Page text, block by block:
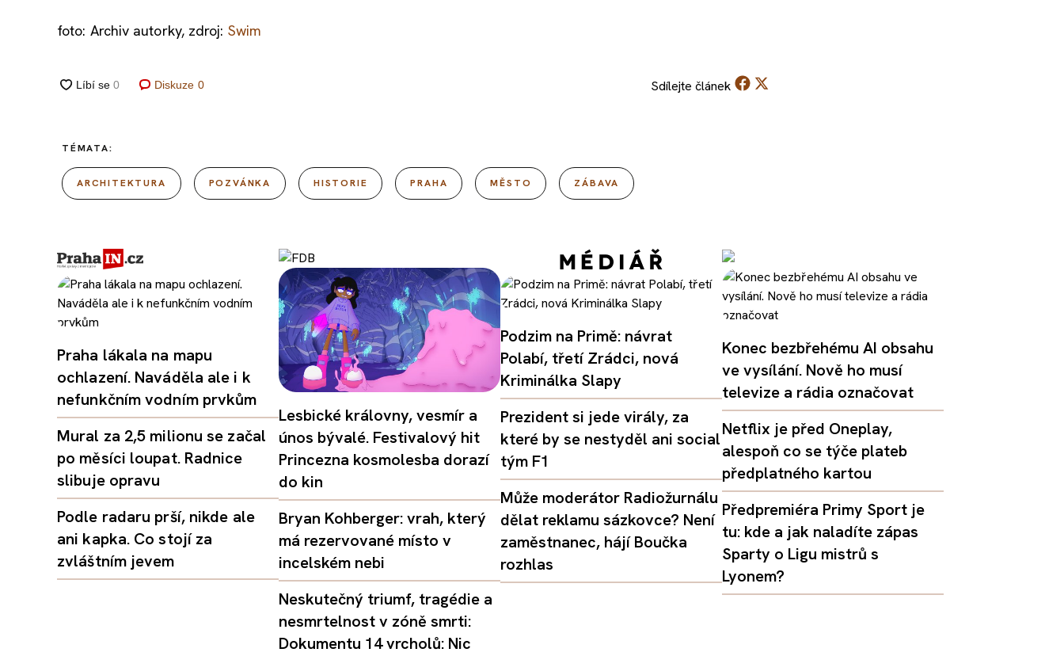
foto: Archiv autorky, zdroj: Swim
Diskuze 0 Sdílejte článek
TÉMATA:
ARCHITEKTURA POZVÁNKA HISTORIE PRAHA MĚSTO ZÁBAVA
Praha lákala na mapu
ochlazení. Naváděla ale i k
nefunkčním vodním prvkům
Mural za 2,5 milionu se začal
po měsíci loupat. Radnice
slibuje opravu
Podle radaru prší, nikde ale
ani kapka. Co stojí za
zvláštním jevem
Lesbické královny, vesmír a
únos bývalé. Festivalový hit
Princezna kosmolesba dorazí
do kin
Bryan Kohberger: vrah, který
má rezervované místo v
incelském nebi
Neskutečný triumf, tragédie a
nesmrtelnost v zóně smrti:
Dokumentu 14 vrcholů: Nic
Podzim na Primě: návrat
Polabí, třetí Zrádci, nová
Kriminálka Slapy
Prezident si jede virály, za
které by se nestyděl ani social
tým F1
Může moderátor Radiožurnálu
dělat reklamu sázkovce? Není
zaměstnanec, hájí Boučka
rozhlas
Konec bezbřehému AI obsahu
ve vysílání. Nově ho musí
televize a rádia označovat
Netflix je před Oneplay,
alespoň co se týče plateb
předplatného kartou
Předpremiéra Primy Sport je
tu: kde a jak naladíte zápas
Sparty o Ligu mistrů s
Lyonem?